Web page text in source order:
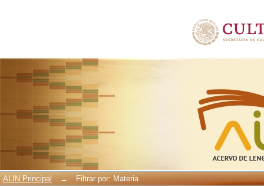
ALIN Principal →
Filtrar por: Materia